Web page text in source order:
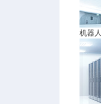
机器